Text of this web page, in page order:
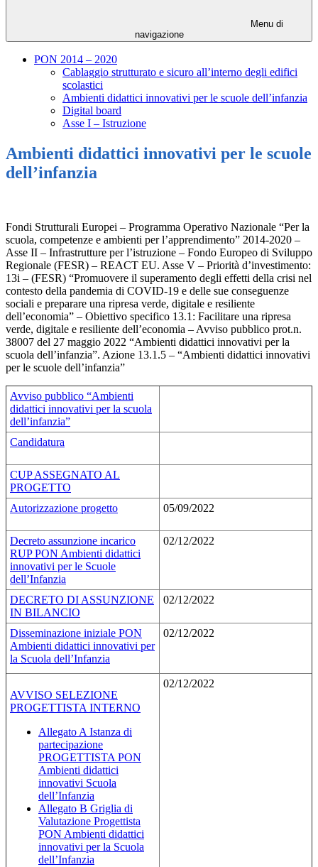
Menu di
navigazione
PON 2014 – 2020
Cablaggio strutturato e sicuro all’interno degli edifici
scolastici
Ambienti didattici innovativi per le scuole dell’infanzia
Digital board
Asse I – Istruzione
Ambienti didattici innovativi per le scuole
dell’infanzia
Fondi Strutturali Europei – Programma Operativo Nazionale “Per la
scuola, competenze e ambienti per l’apprendimento” 2014-2020 –
Asse II – Infrastrutture per l’istruzione – Fondo Europeo di Sviluppo
Regionale (FESR) – REACT EU. Asse V – Priorità d’investimento:
13i – (FESR) “Promuovere il superamento degli effetti della crisi nel
contesto della pandemia di COVID-19 e delle sue conseguenze
sociali e preparare una ripresa verde, digitale e resiliente
dell’economia” – Obiettivo specifico 13.1: Facilitare una ripresa
verde, digitale e resiliente dell’economia – Avviso pubblico prot.n.
38007 del 27 maggio 2022 “Ambienti didattici innovativi per la
scuola dell’infanzia”. Azione 13.1.5 – “Ambienti didattici innovativi
per le scuole dell’infanzia”
Avviso pubblico “Ambienti
didattici innovativi per la scuola
dell’infanzia”
Candidatura
CUP ASSEGNATO AL
PROGETTO
Autorizzazione progetto
05/09/2022
Decreto assunzione incarico
RUP PON Ambienti didattici
innovativi per le Scuole
dell’Infanzia
02/12/2022
DECRETO DI ASSUNZIONE
IN BILANCIO
02/12/2022
Disseminazione iniziale PON
Ambienti didattici innovativi per
la Scuola dell’Infanzia
02/12/2022
AVVISO SELEZIONE
PROGETTISTA INTERNO
Allegato A Istanza di
partecipazione
PROGETTISTA PON
Ambienti didattici
innovativi Scuola
dell’Infanzia
Allegato B Griglia di
Valutazione Progettista
PON Ambienti didattici
innovativi per la Scuola
dell’Infanzia
02/12/2022